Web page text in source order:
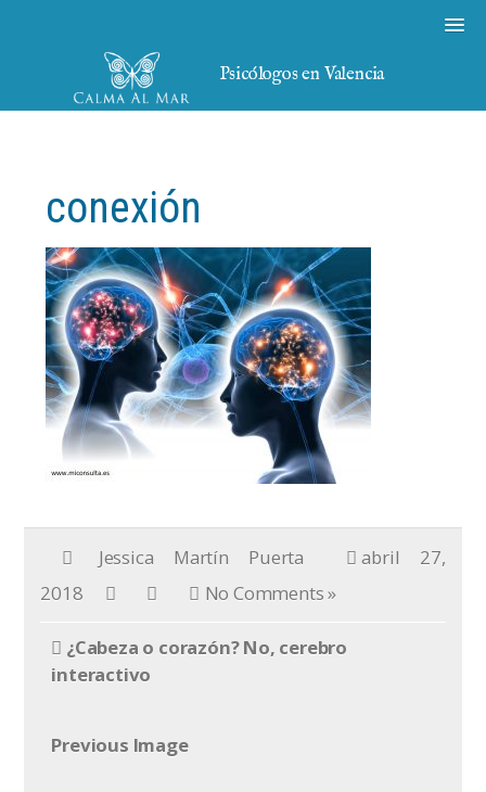
Psicólogos en Valencia
conexión
Jessica Martín Puerta
abril 27,
2018
No Comments »
¿Cabeza o corazón? No, cerebro
interactivo
Previous Image